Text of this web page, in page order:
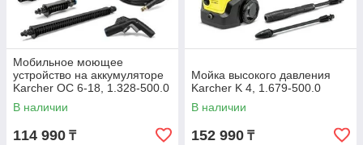
Мобильное моющее
устройство на аккумуляторе
Karcher OC 6-18, 1.328-500.0
В наличии
114 990 ₸
Мойка высокого давления
Karcher K 4, 1.679-500.0
В наличии
152 990 ₸